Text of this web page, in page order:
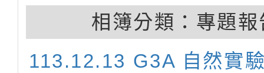
相簿分類： 專題報
113.12.13 G3A 自然實